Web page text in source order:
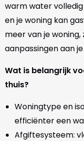
warm water
en je woning kan
meer van je
aanpassingen aan
Wat is belangrijk
thuis?
Woningtype en
efficiënter een
Afgiftesysteem: